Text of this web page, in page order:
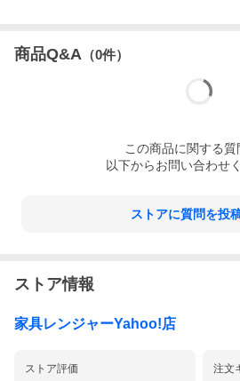
化粧繊維板（F☆☆☆☆）桐材（すのこ
【生産国】日本【カラー】ナチュラル
2×42×4cm（ヘッドボード）(約
(約)105×202×7cm（床敷）(約
商品Q&A （0件）
この商品に関する質
以下からお問い合わせ
ストアに質問を投
ストア情報
家具レンジャーYahoo!店
ストア評価 注文